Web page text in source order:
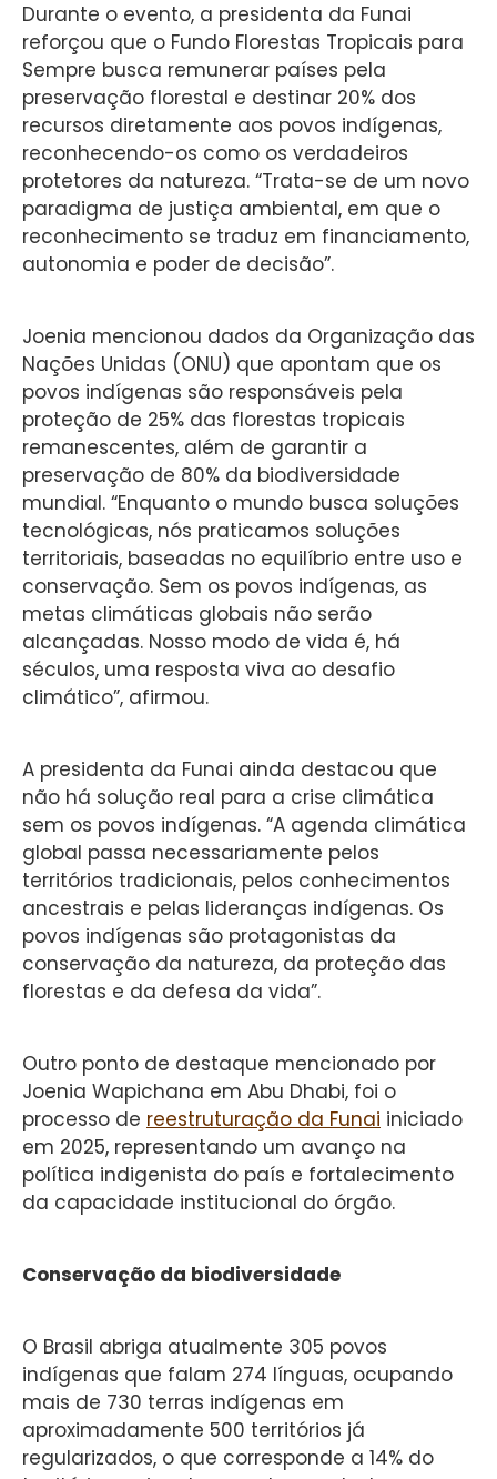
Durante o evento, a presidenta da Funai
reforçou que o Fundo Florestas Tropicais para
Sempre busca remunerar países pela
preservação florestal e destinar 20% dos
recursos diretamente aos povos indígenas,
reconhecendo-os como os verdadeiros
protetores da natureza. “Trata-se de um novo
paradigma de justiça ambiental, em que o
reconhecimento se traduz em financiamento,
autonomia e poder de decisão”.
Joenia mencionou dados da Organização das
Nações Unidas (ONU) que apontam que os
povos indígenas são responsáveis pela
proteção de 25% das florestas tropicais
remanescentes, além de garantir a
preservação de 80% da biodiversidade
mundial. “Enquanto o mundo busca soluções
tecnológicas, nós praticamos soluções
territoriais, baseadas no equilíbrio entre uso e
conservação. Sem os povos indígenas, as
metas climáticas globais não serão
alcançadas. Nosso modo de vida é, há
séculos, uma resposta viva ao desafio
climático”, afirmou.
A presidenta da Funai ainda destacou que
não há solução real para a crise climática
sem os povos indígenas. “A agenda climática
global passa necessariamente pelos
territórios tradicionais, pelos conhecimentos
ancestrais e pelas lideranças indígenas. Os
povos indígenas são protagonistas da
conservação da natureza, da proteção das
florestas e da defesa da vida”.
Outro ponto de destaque mencionado por
Joenia Wapichana em Abu Dhabi, foi o
processo de reestruturação da Funai iniciado
em 2025, representando um avanço na
política indigenista do país e fortalecimento
da capacidade institucional do órgão.
Conservação da biodiversidade
O Brasil abriga atualmente 305 povos
indígenas que falam 274 línguas, ocupando
mais de 730 terras indígenas em
aproximadamente 500 territórios já
regularizados, o que corresponde a 14% do